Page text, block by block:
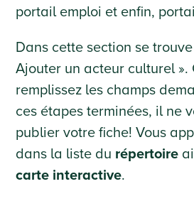
portail emploi et enfin,
Dans cette section se
Ajouter un acteur culturel ».
remplissez les champs
ces étapes terminées, il ne
publier votre fiche! Vous
dans la liste du répertoire
carte interactive.